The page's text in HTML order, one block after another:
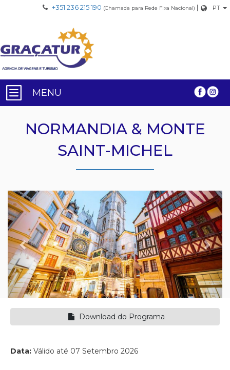
+351 236 215 190 (Chamada para Rede Fixa Nacional) | PT
MENU
NORMANDIA & MONTE
SAINT-MICHEL
Previous Next
Download do Programa
Data: Válido até 07 Setembro 2026